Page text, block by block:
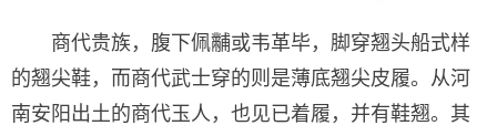
商代贵族，腹下佩黼或韦革毕，脚穿翘头船式样
的翘尖鞋，而商代武士穿的则是薄底翘尖皮履。从河
南安阳出土的商代玉人，也见已着履，并有鞋翘。其